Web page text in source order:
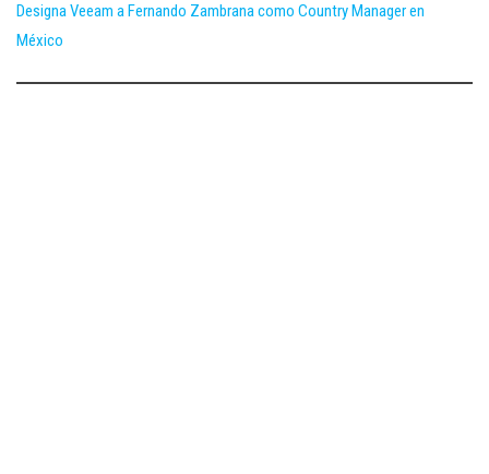
Designa Veeam a Fernando Zambrana como Country Manager en
México